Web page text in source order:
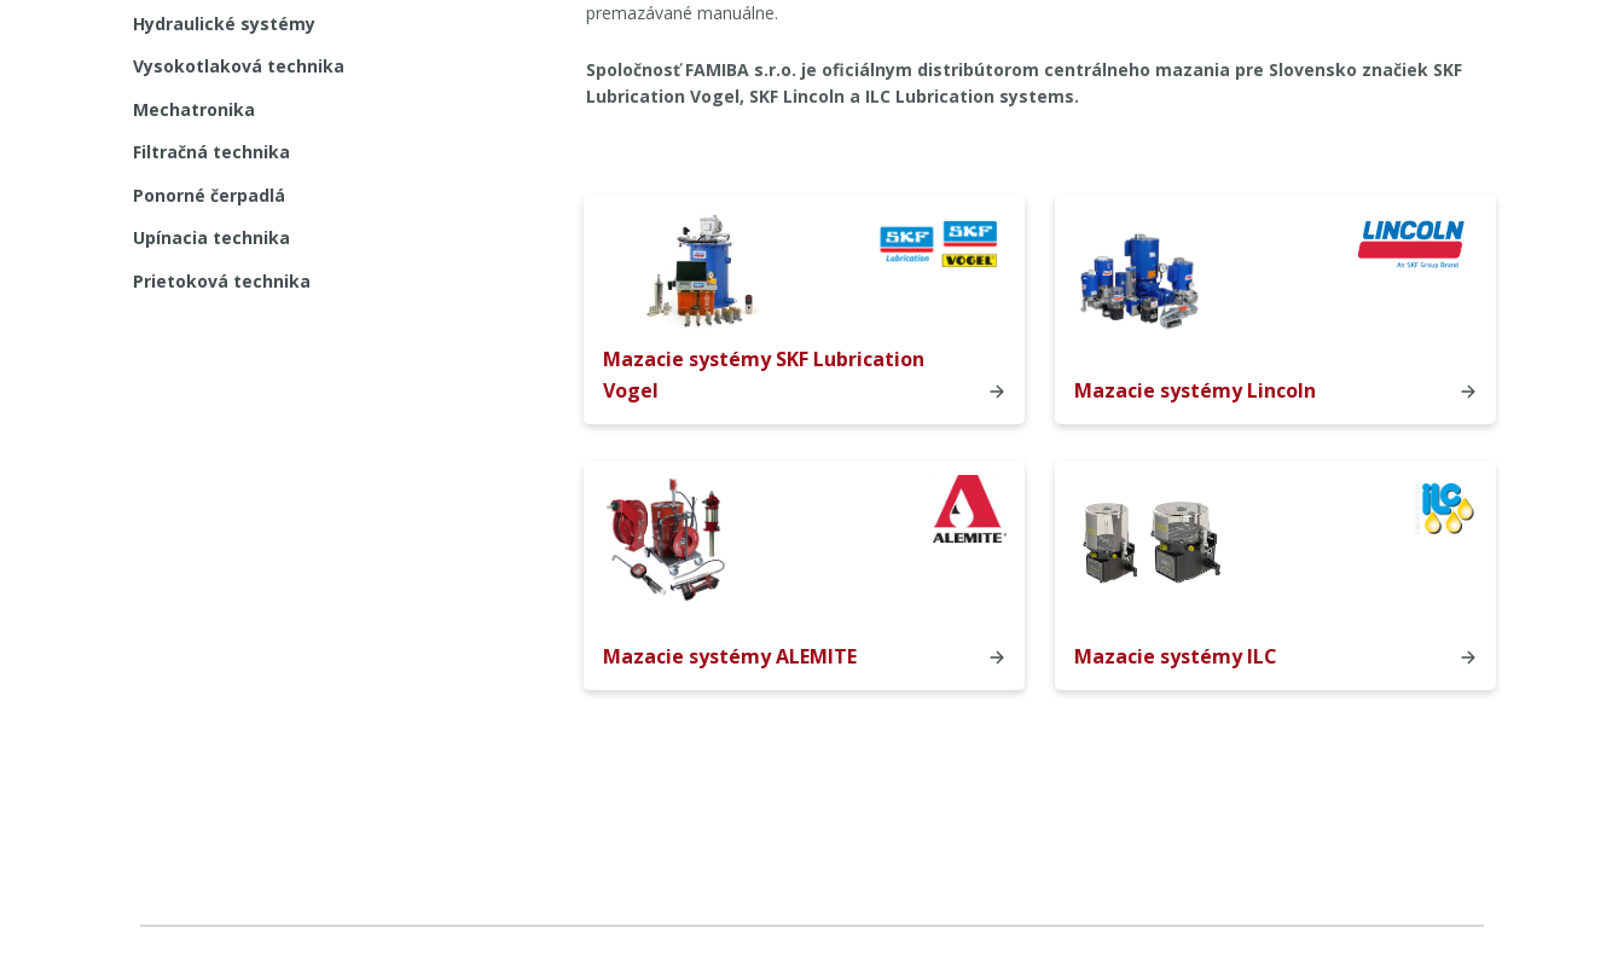
Hydraulické systémy
Vysokotlaková technika
Mechatronika
Filtračná technika
Ponorné čerpadlá
Upínacia technika
Prietoková technika
premazávané manuálne.
Spoločnosť FAMIBA s.r.o. je oficiálnym distribútorom centrálneho mazania pre Slovensko značiek SKF
Lubrication Vogel, SKF Lincoln a ILC Lubrication systems.
Mazacie systémy SKF Lubrication
Vogel
Mazacie systémy Lincoln
Mazacie systémy ALEMITE Mazacie systémy ILC